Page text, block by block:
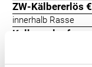
ZW-Kälbererlös €
innerhalb Rasse
Kalbeverlauf